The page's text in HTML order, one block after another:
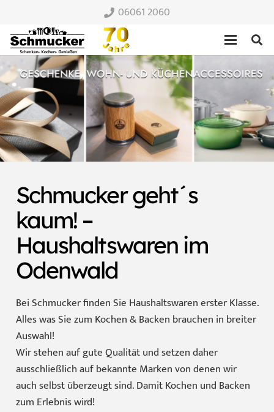
06061 2060
Schmucker geht´s
kaum! –
Haushaltswaren im
Odenwald
Bei Schmucker finden Sie Haushaltswarenerster Klasse.
Alles was Sie zum Kochen & Backen brauchen in breiter
Auswahl!
Wir stehen auf guteQualitätund setzen daher
ausschließlich auf bekannte Marken von denen wir
auch selbst überzeugt sind. Damit Kochen und Backen
zum Erlebnis wird!